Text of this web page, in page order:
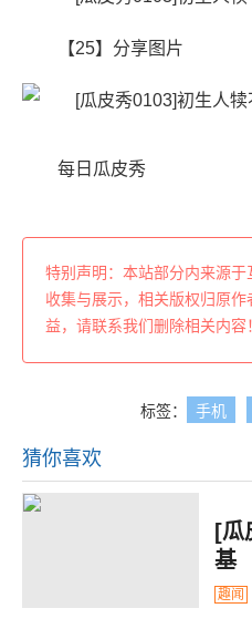
【25】分享图片
每日瓜皮秀
特别声明：本站部分内来源
收集与展示，相关版权归原
益，请联系我们删除相关内容
标签： 手机
猜你喜欢
[瓜
基
趣闻